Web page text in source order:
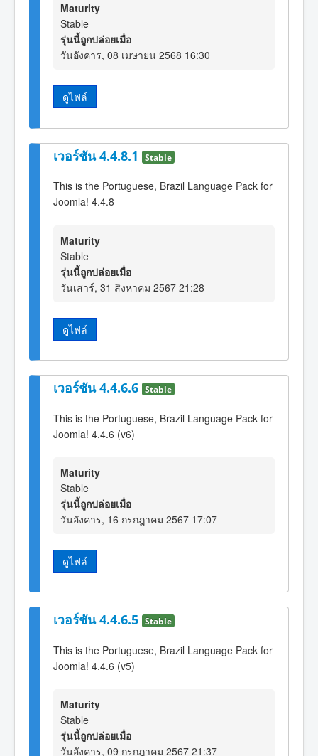
Maturity
Stable
รุ่นนี้ถูกปล่อยเมื่อ
วันอังคาร, 08 เมษายน 2568 16:30
ดูไฟล์
เวอร์ชัน 4.4.8.1 Stable
This is the Portuguese, Brazil Language Pack for
Joomla! 4.4.8
Maturity
Stable
รุ่นนี้ถูกปล่อยเมื่อ
วันเสาร์, 31 สิงหาคม 2567 21:28
ดูไฟล์
เวอร์ชัน 4.4.6.6 Stable
This is the Portuguese, Brazil Language Pack for
Joomla! 4.4.6 (v6)
Maturity
Stable
รุ่นนี้ถูกปล่อยเมื่อ
วันอังคาร, 16 กรกฎาคม 2567 17:07
ดูไฟล์
เวอร์ชัน 4.4.6.5 Stable
This is the Portuguese, Brazil Language Pack for
Joomla! 4.4.6 (v5)
Maturity
Stable
รุ่นนี้ถูกปล่อยเมื่อ
วันอังคาร, 09 กรกฎาคม 2567 21:37